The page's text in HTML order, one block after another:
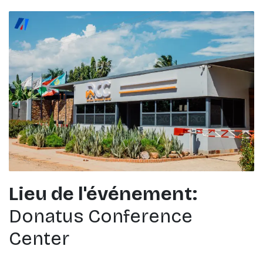
Lieu de l'événement:
Donatus Conference
Center